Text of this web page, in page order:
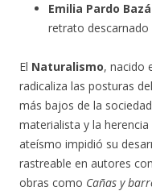
Emilia Pardo
retrato descarnado
El Naturalismo, nacido
radicaliza las posturas
más bajos de la
materialista y la herencia
ateísmo impidió su
rastreable en autores
obras como Cañas y